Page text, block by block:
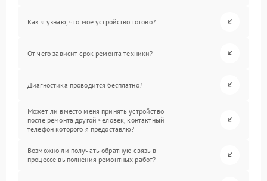
Как я узнаю, что мое устройство готово?
От чего зависит срок ремонта техники?
Диагностика проводится бесплатно?
Может ли вместо меня принять устройство
после ремонта другой человек, контактный
телефон которого я предоставлю?
Возможно ли получать обратную связь в
процессе выполнения ремонтных работ?